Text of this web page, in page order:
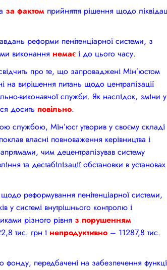
за фактом прийняття рішення щодо
реформи пенітенціарної системи, з
виконання немає і до цього часу.
про те, що запроваджені Мін’юстом
вирішення питань щодо централізації
виконавчої служби. Як наслідок, зміни у
досить повільно.
службою, Мін’юст утворив у своєму складі
власні повноваження керівництва і
чим децентралізував систему
та дестабілізації обстановки в установах
реформування пенітенціарної системи,
у системі внутрішнього контролю і
різного рівня з порушенням
тис. грн і непродуктивно – 11287,8 тис.
фонду, передбачені на забезпечення